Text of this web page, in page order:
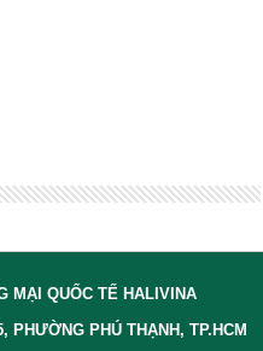
MẠI QUỐC TẾ HALIVINA
PHƯỜNG PHÚ THẠNH, TP.HCM